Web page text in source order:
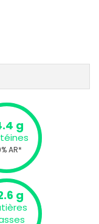
g
AR*
g